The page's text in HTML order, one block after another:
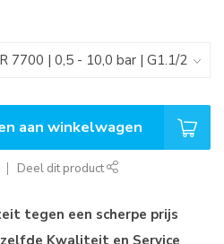
aan winkelwagen
Deel dit product
tegen een scherpe prijs
Kwaliteit en Service